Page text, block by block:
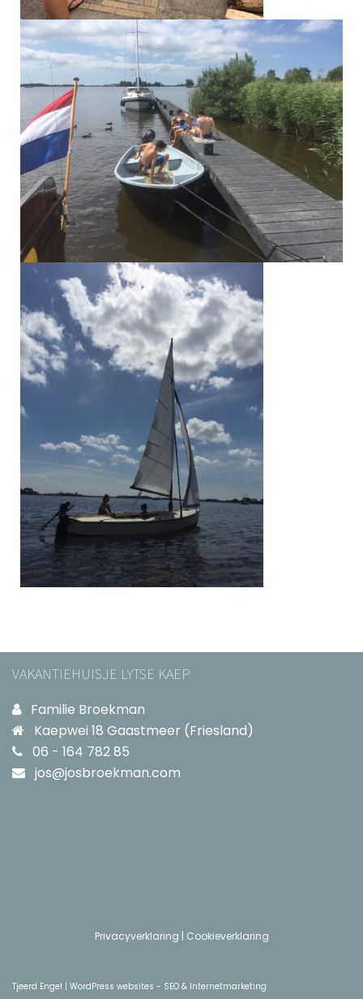
VAKANTIEHUISJE LYTSE KAEP
Familie Broekman
Kaepwei 18 Gaastmeer (Friesland)
06 - 164 782 85
jos@josbroekman.com
Privacyverklaring | Cookieverklaring
Tjeerd Engel | WordPress websites - SEO & Internetmarketing